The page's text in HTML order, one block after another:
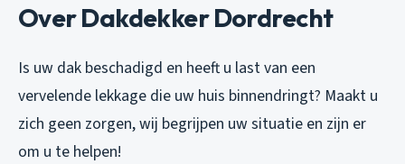
Over Dakdekker Dordrecht
Is uw dak beschadigd en heeft u last van een
vervelende lekkage die uw huis binnendringt? Maakt u
zich geen zorgen, wij begrijpen uw situatie en zijn er
om u te helpen!